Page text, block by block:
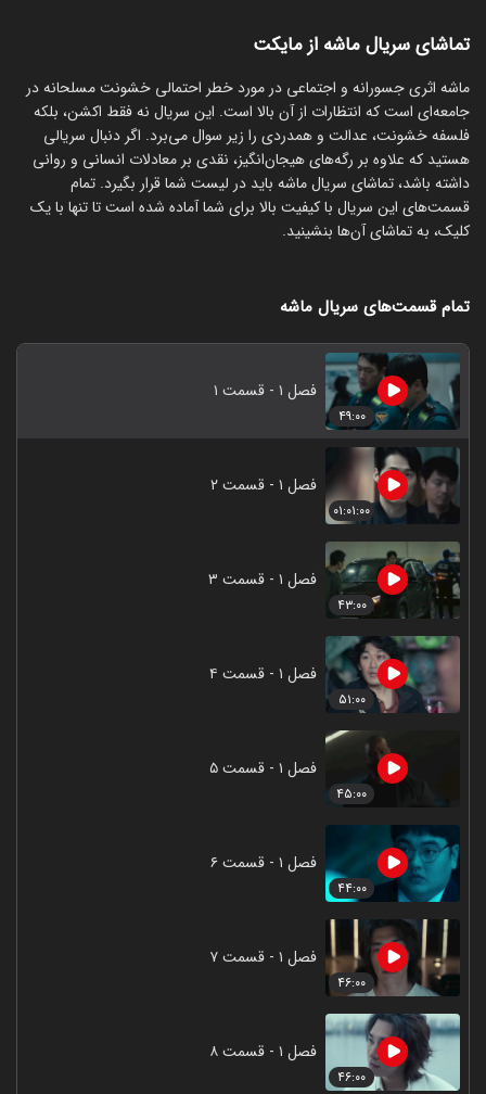
تماشای سریال ماشه از مایکت
ماشه اثری جسورانه و اجتماعی در مورد خطر احتمالی خشونت مسلحانه در
جامعه‌ای است که انتظارات از آن بالا است. این سریال نه فقط اکشن، بلکه
فلسفه خشونت، عدالت و همدردی را زیر سوال می‌برد. اگر دنبال سریالی
هستید که علاوه بر رگه‌های هیجان‌انگیز، نقدی بر معادلات انسانی و روانی
داشته باشد، تماشای سریال ماشه باید در لیست شما قرار بگیرد. تمام
قسمت‌های این سریال با کیفیت بالا برای شما آماده شده است تا تنها با یک
کلیک، به تماشای آن‌ها بنشینید.
تمام قسمت‌های سریال ماشه
۴۹:۰۰
فصل ۱ - قسمت ۱
۰۱:۰۱:۰۰
فصل ۱ - قسمت ۲
۴۳:۰۰
فصل ۱ - قسمت ۳
۵۱:۰۰
فصل ۱ - قسمت ۴
۴۵:۰۰
فصل ۱ - قسمت ۵
۴۴:۰۰
فصل ۱ - قسمت ۶
۴۶:۰۰
فصل ۱ - قسمت ۷
۴۶:۰۰
فصل ۱ - قسمت ۸